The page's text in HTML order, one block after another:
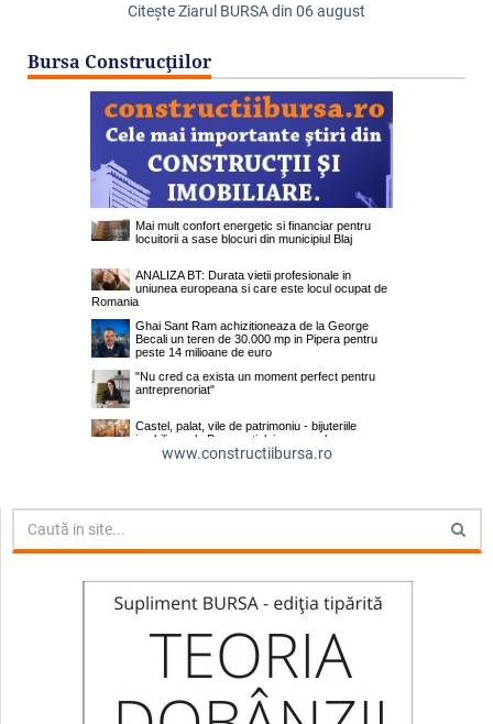
Citeşte Ziarul BURSA din 06 august
Bursa Construcţiilor
www.constructiibursa.ro